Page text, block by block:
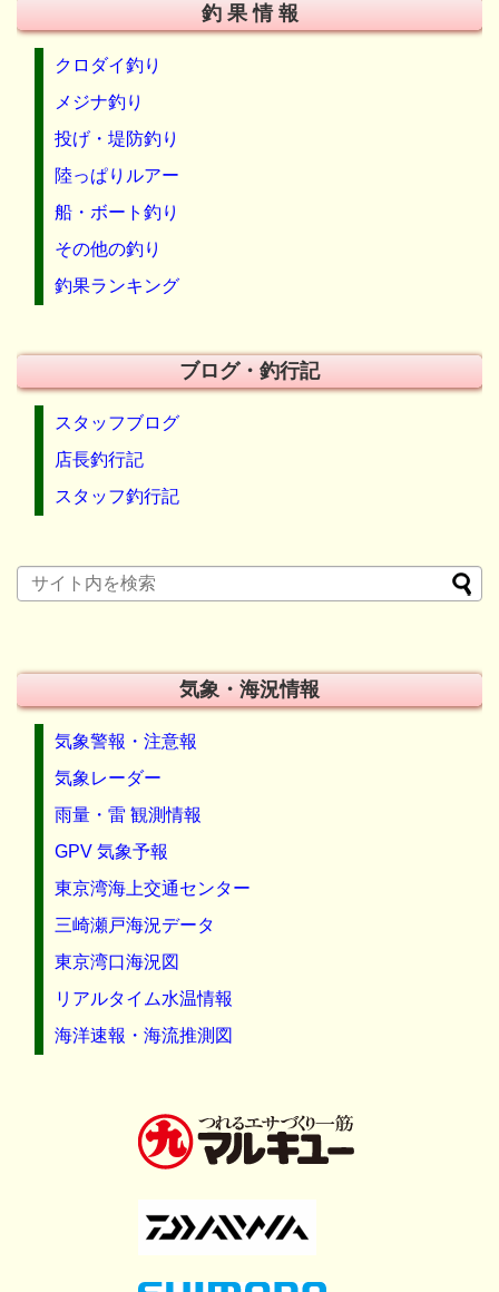
釣 果 情 報
クロダイ釣り
メジナ釣り
投げ・堤防釣り
陸っぱりルアー
船・ボート釣り
その他の釣り
釣果ランキング
ブログ・釣行記
スタッフブログ
店長釣行記
スタッフ釣行記
気象・海況情報
気象警報・注意報
気象レーダー
雨量・雷 観測情報
GPV 気象予報
東京湾海上交通センター
三崎瀬戸海況データ
東京湾口海況図
リアルタイム水温情報
海洋速報・海流推測図